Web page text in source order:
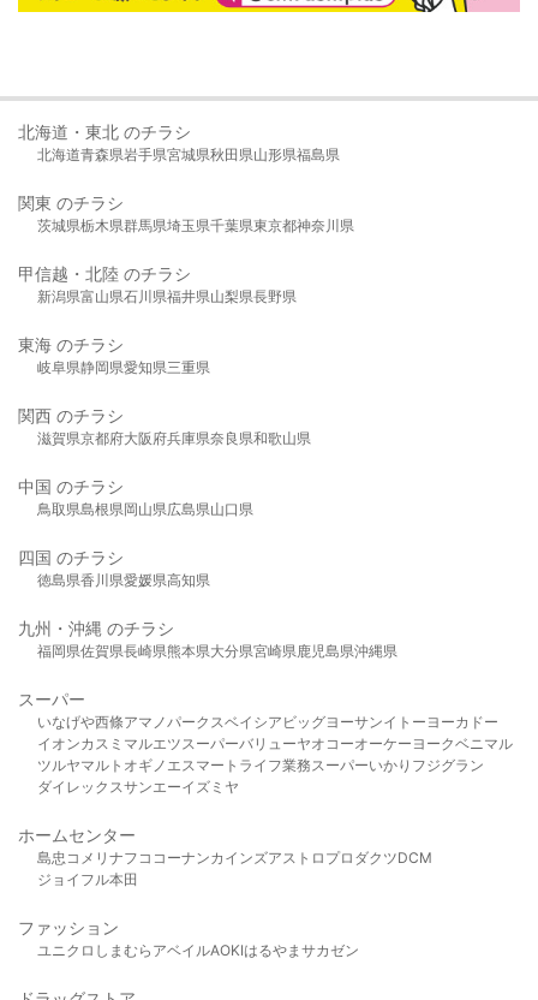
北海道・東北 のチラシ
北海道青森県岩手県宮城県秋田県山形県福島県
関東 のチラシ
茨城県栃木県群馬県埼玉県千葉県東京都神奈川県
甲信越・北陸 のチラシ
新潟県富山県石川県福井県山梨県長野県
東海 のチラシ
岐阜県静岡県愛知県三重県
関西 のチラシ
滋賀県京都府大阪府兵庫県奈良県和歌山県
中国 のチラシ
鳥取県島根県岡山県広島県山口県
四国 のチラシ
徳島県香川県愛媛県高知県
九州・沖縄 のチラシ
福岡県佐賀県長崎県熊本県大分県宮崎県鹿児島県沖縄県
スーパー
いなげや西條アマノパークスベイシア ビッグヨーサンイトーヨーカドー
イオンカスミ マルエツスーパーバリューヤオコーオーケー ヨークベニマル
ツルヤマルト オギノ エスマート ライフ業務スーパーいかり フジグラン
ダイレックスサンエーイズミヤ
ホームセンター
島忠 コメリ ナフコ コーナンカインズアストロプロダクツDCM
ジョイフル本田
ファッション
ユニクロ しまむら アベイルAOKIはるやま サカゼン